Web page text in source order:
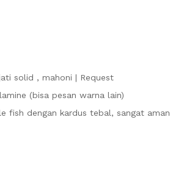
solid , mahoni | Request
(bisa pesan warna lain)
fish dengan kardus tebal, sangat